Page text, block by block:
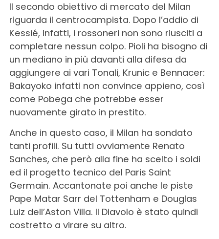
Il secondo obiettivo di mercato del Milan
riguarda il centrocampista. Dopo l’addio di
Kessié, infatti, i rossoneri non sono riusciti a
completare nessun colpo. Pioli ha bisogno di
un mediano in più davanti alla difesa da
aggiungere ai vari Tonali, Krunic e Bennacer:
Bakayoko infatti non convince appieno, così
come Pobega che potrebbe esser
nuovamente girato in prestito.
Anche in questo caso, il Milan ha sondato
tanti profili. Su tutti ovviamente Renato
Sanches, che però alla fine ha scelto i soldi
ed il progetto tecnico del Paris Saint
Germain. Accantonate poi anche le piste
Pape Matar Sarr del Tottenham e Douglas
Luiz dell’Aston Villa. Il Diavolo è stato quindi
costretto a virare su altro.